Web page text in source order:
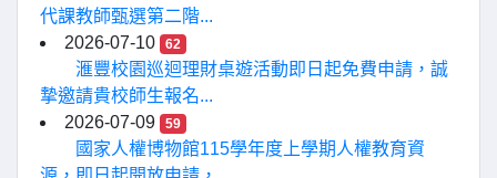
代課教師甄選第二階...
2026-07-10
62
滙豐校園巡迴理財桌遊活動即日起免費申請，誠
摯邀請貴校師生報名...
2026-07-09
59
國家人權博物館115學年度上學期人權教育資